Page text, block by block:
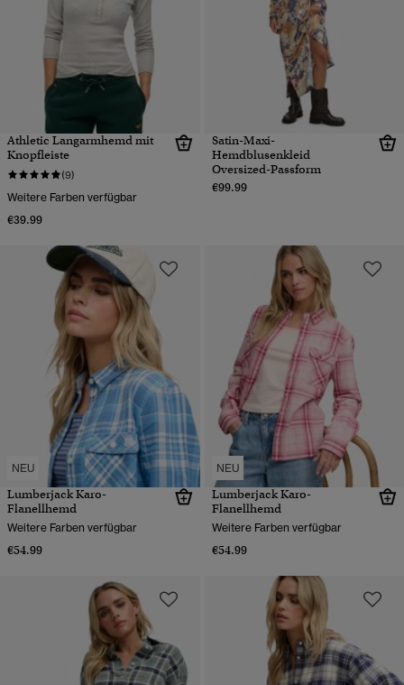
Athletic Langarmhemd mit
Knopfleiste
(9)
Weitere Farben verfügbar
€39.99
Satin-Maxi-
Hemdblusenkleid
Oversized-Passform
€99.99
NEU
Lumberjack Karo-
Flanellhemd
Weitere Farben verfügbar
€54.99
NEU
Lumberjack Karo-
Flanellhemd
Weitere Farben verfügbar
€54.99